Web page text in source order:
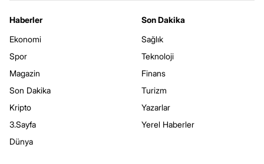
Haberler
Ekonomi
Spor
Magazin
Son Dakika
Kripto
3.Sayfa
Dünya
Son Dakika
Sağlık
Teknoloji
Finans
Turizm
Yazarlar
Yerel Haberler